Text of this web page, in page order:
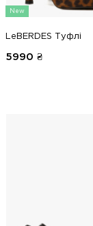
New
LeBERDES Туфлі
5990 ₴